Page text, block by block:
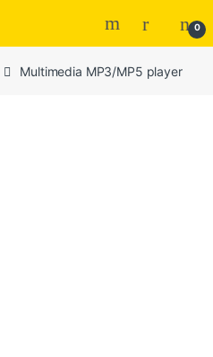
0
Multimedia MP3/MP5 player